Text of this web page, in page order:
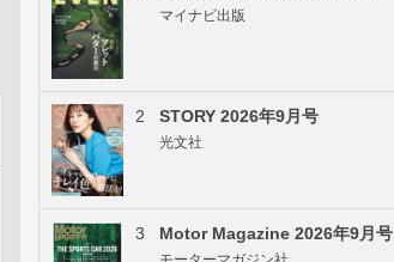
マイナビ出版
2 STORY 2026年9月号
光文社
3 Motor Magazine 2026年9月号